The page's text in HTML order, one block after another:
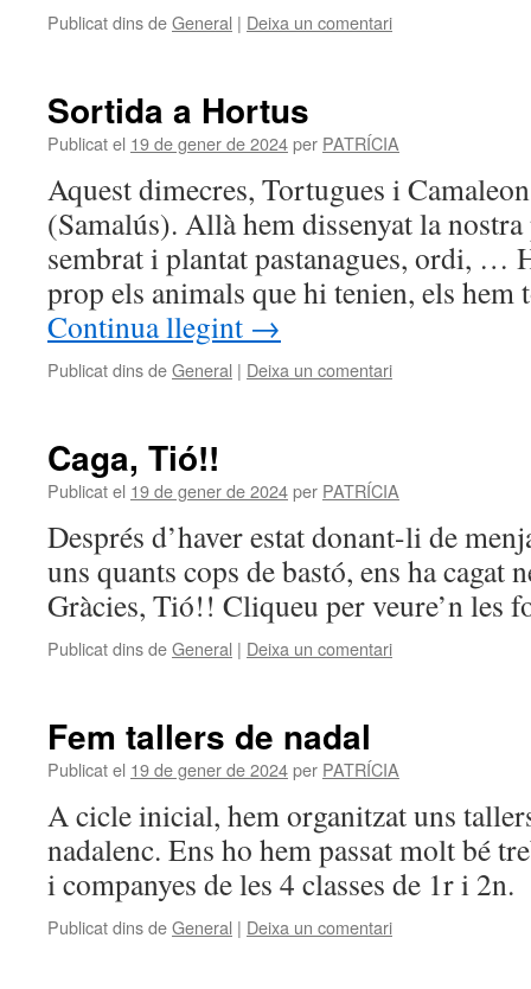
Publicat dins deGeneral | Deixa un comentari
Sortida a Hortus
Publicat el 19 de gener de 2024per PATRÍCIA
Aquest dimecres, Tortugues i
(Samalús). Allà hem dissenyat la nostra
sembrat i plantat pastanagues, ordi, …
prop els animals que hi tenien, els
Continua llegint →
Publicat dins deGeneral | Deixa un comentari
Caga, Tió!!
Publicat el 19 de gener de 2024per PATRÍCIA
Després d’haver estat donant-li de
uns quants cops de bastó, ens ha cagat
Gràcies, Tió!! Cliqueu per veure’n les
Publicat dins deGeneral | Deixa un comentari
Fem tallers de nadal
Publicat el 19 de gener de 2024per PATRÍCIA
A cicle inicial, hem organitzat uns
nadalenc. Ens ho hem passat molt bé
i companyes de les 4 classes de 1r i 2n.
Publicat dins deGeneral | Deixa un comentari